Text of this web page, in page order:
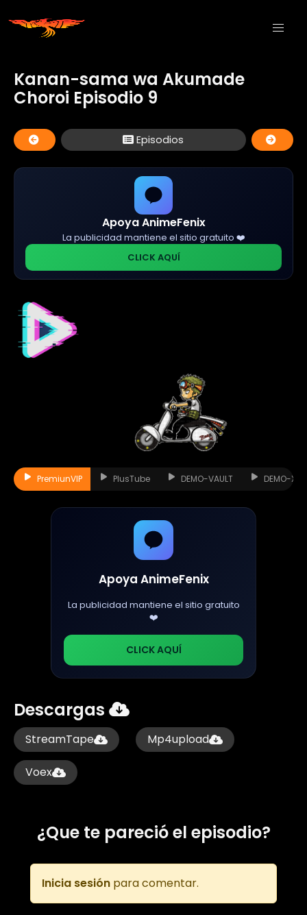
Kanan-sama wa Akumade
Choroi Episodio 9
Episodios
Apoya AnimeFenix
La publicidad mantiene el sitio gratuito ❤️
CLICK AQUÍ
PremiunVIP PlusTube DEMO-VAULT DEMO-
Apoya AnimeFenix
La publicidad mantiene el sitio gratuito
❤️
CLICK AQUÍ
Descargas
StreamTape Mp4upload
Voex
¿Que te pareció el episodio?
Inicia sesión para comentar.